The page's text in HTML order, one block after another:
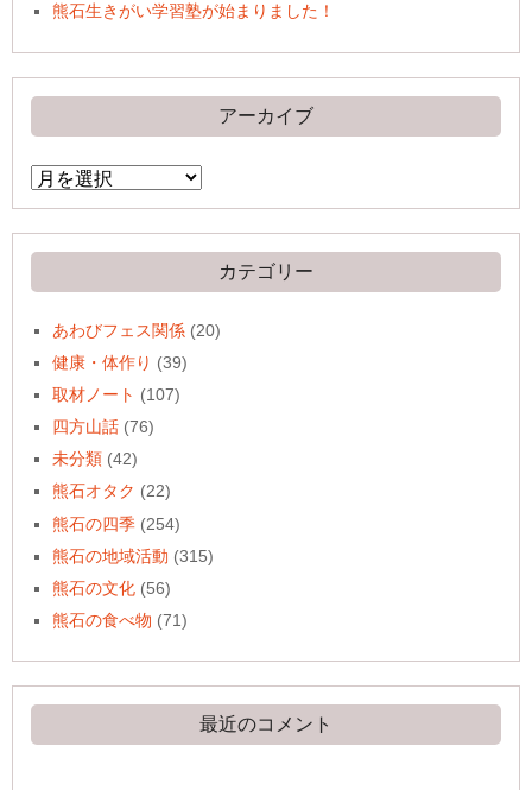
熊石生きがい学習塾が始まりました！
アーカイブ
ア
ー
イ
ブ
カテゴリー
あわびフェス関係 (20)
健康・体作り (39)
取材ノート (107)
四方山話 (76)
未分類 (42)
熊石オタク (22)
熊石の四季 (254)
熊石の地域活動 (315)
熊石の文化 (56)
熊石の食べ物 (71)
最近のコメント